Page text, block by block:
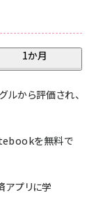
1か月
ルから評価され、
を無料で
アプリに学